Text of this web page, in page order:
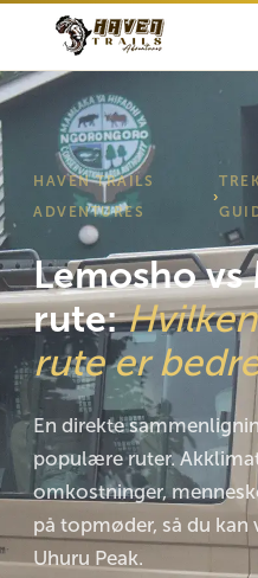
HAVEN TRAILS
ADVENTURES
›
Lemosho vs
rute:
rute er
En direkte
populære ruter.
omkostninger,
på topmøder, så du
Uhuru Peak.